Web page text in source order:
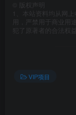
版权声明
1、本站资料均从网
用，严禁用于商业用
犯了原著者的合法权
VIP项目